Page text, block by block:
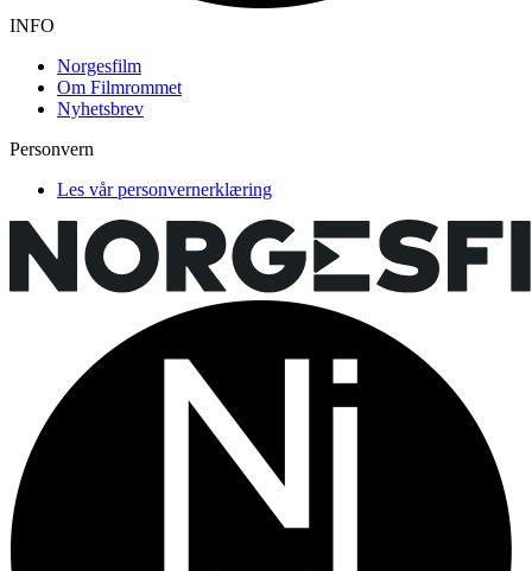
INFO
Norgesfilm
Om Filmrommet
Nyhetsbrev
Personvern
Les vår personvernerklæring